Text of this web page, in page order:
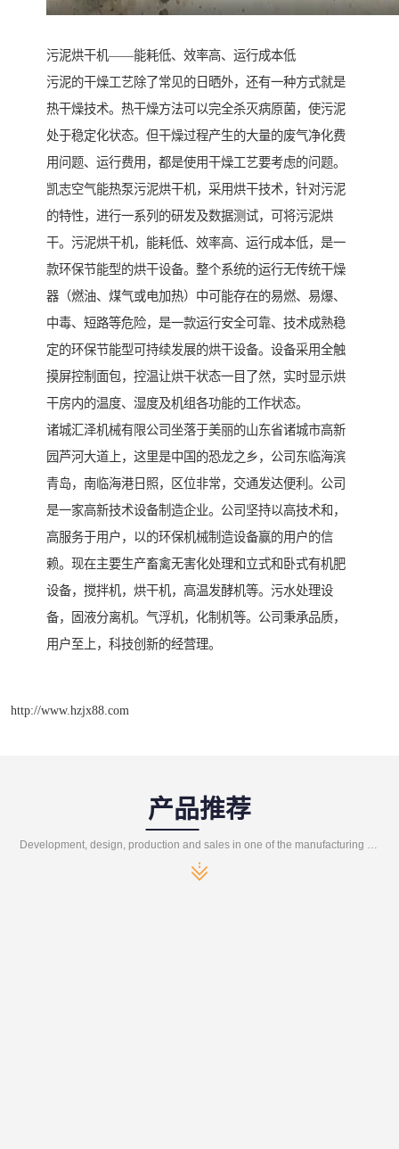
污泥烘干机——能耗低、效率高、运行成本低
污泥的干燥工艺除了常见的日晒外，还有一种方式就是
热干燥技术。热干燥方法可以完全杀灭病原菌，使污泥
处于稳定化状态。但干燥过程产生的大量的废气净化费
用问题、运行费用，都是使用干燥工艺要考虑的问题。
凯志空气能热泵污泥烘干机，采用烘干技术，针对污泥
的特性，进行一系列的研发及数据测试，可将污泥烘
干。污泥烘干机，能耗低、效率高、运行成本低，是一
款环保节能型的烘干设备。整个系统的运行无传统干燥
器（燃油、煤气或电加热）中可能存在的易燃、易爆、
中毒、短路等危险，是一款运行安全可靠、技术成熟稳
定的环保节能型可持续发展的烘干设备。设备采用全触
摸屏控制面包，控温让烘干状态一目了然，实时显示烘
干房内的温度、湿度及机组各功能的工作状态。
诸城汇泽机械有限公司坐落于美丽的山东省诸城市高新
园芦河大道上，这里是中国的恐龙之乡，公司东临海滨
青岛，南临海港日照，区位非常，交通发达便利。公司
是一家高新技术设备制造企业。公司坚持以高技术和，
高服务于用户，以的环保机械制造设备赢的用户的信
赖。现在主要生产畜禽无害化处理和立式和卧式有机肥
设备，搅拌机，烘干机，高温发酵机等。污水处理设
备，固液分离机。气浮机，化制机等。公司秉承品质，
用户至上，科技创新的经营理。
http://www.hzjx88.com
产品推荐
Development, design, production and sales in one of the manufacturing enterprises